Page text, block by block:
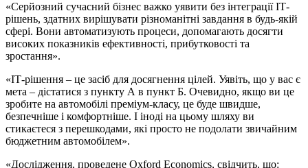
«Серйозний сучасний бізнес важко уявити без інтеграції ІТ-
рішень, здатних вирішувати різноманітні завдання в будь-якій
сфері. Вони автоматизують процеси, допомагають досягти
високих показників ефективності, прибутковості та
зростання».
«ІТ-рішення – це засіб для досягнення цілей. Уявіть, що у вас є
мета – дістатися з пункту А в пункт Б. Очевидно, якщо ви це
зробите на автомобілі преміум-класу, це буде швидше,
безпечніше і комфортніше. І іноді на цьому шляху ви
стикаєтеся з перешкодами, які просто не подолати звичайним
бюджетним автомобілем».
«Дослідження, проведене Oxford Economics, свідчить, що: